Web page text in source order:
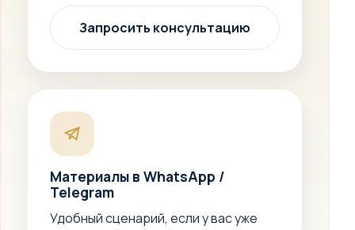
Запросить консультацию
Материалы в WhatsApp /
Telegram
Удобный сценарий, если у вас уже